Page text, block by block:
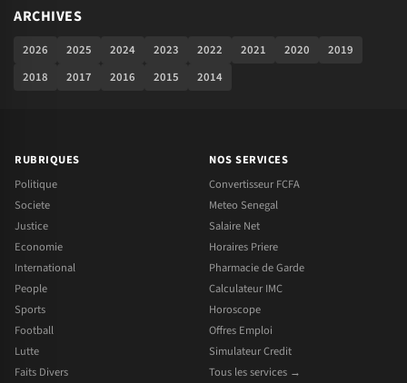
ARCHIVES
2026 2025 2024 2023 2022 2021 2020
2019
2018
2017 2016 2015 2014
RUBRIQUES
Politique
Societe
Justice
Economie
International
People
Sports
Football
Lutte
Faits Divers
NOS SERVICES
Convertisseur FCFA
Meteo Senegal
Salaire Net
Horaires Priere
Pharmacie de Garde
Calculateur IMC
Horoscope
Offres Emploi
Simulateur Credit
Tous les services →